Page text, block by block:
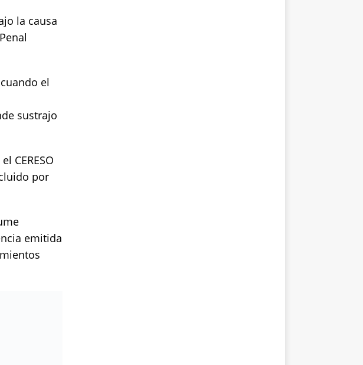
la causa
el
sustrajo
CERESO
por
emitida